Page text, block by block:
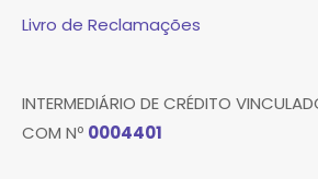
Livro de Reclamações
INTERMEDIÁRIO DE CRÉDITO
COM Nº 0004401